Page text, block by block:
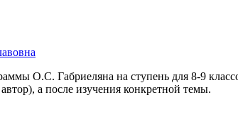
О.С. Габриеляна на ступень для 8-9
а после изучения конкретной темы.